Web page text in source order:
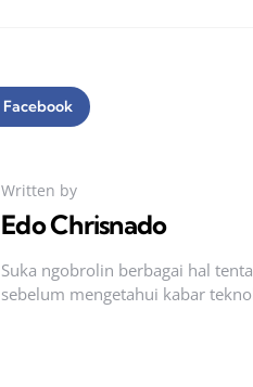
Facebook
Written by
Edo Chrisnado
Suka ngobrolin berbagai hal
sebelum mengetahui kabar